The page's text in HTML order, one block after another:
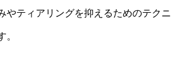
やティアリングを抑えるためのテクニ
。